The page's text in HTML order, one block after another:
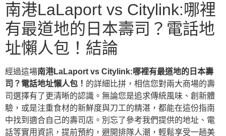
南港LaLaport vs Citylink:哪裡
有最道地的日本壽司？電話地
址懶人包！結論
經過這場南港LaLaport vs Citylink:哪裡有最道地的日本壽
司？電話地址懶人包！ 的詳細比拼，相信您對兩大商場的壽
司選擇有了更清晰的認識。無論您是追求傳統風味、創新體
驗，或是注重食材的新鮮度與刀工的精湛，都能在這份指南
中找到適合自己的壽司店。別忘了參考我們提供的地址、電
話等實用資訊，提前預約，避開排隊人潮，輕鬆享受一趟美